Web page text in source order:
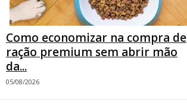
Como economizar na compra de
ração premium sem abrir mão
da...
05/08/2026